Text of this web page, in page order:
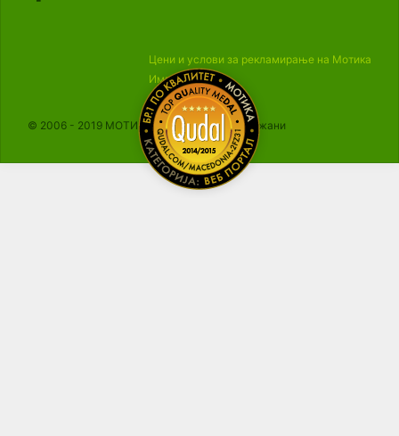
Цени и услови за рекламирање на Мотика
Импресум
© 2006 - 2019 МОТИКА, Сите права се задржани